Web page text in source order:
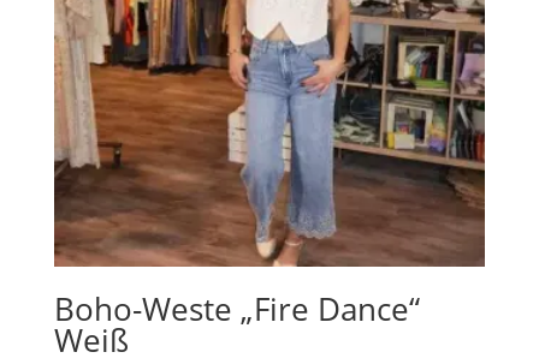
Boho-Weste „Fire Dance“
Weiß